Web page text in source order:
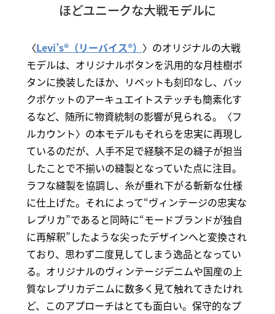
ほどユニークな大戦モデルに
〈Levi’s®（リーバイス®） 〉のオリジナルの大戦
モデルは、オリジナルボタンを汎用的な月桂樹ボ
タンに換装したほか、リベットも刻印なし、バッ
クポケットのアーキュエイトステッチも簡素化す
るなど、随所に物資統制の影響が見られる。〈フ
ルカウント〉の本モデルもそれらを忠実に再現し
ているのだが、人手不足で経験不足の縫子が担当
したことで不揃いの縫製となっていた点に注目。
ラフな縫製を協調し、糸が垂れ下がる斬新な仕様
に仕上げた。それによって“ヴィンテージの忠実な
レプリカ”であると同時に“モードブランドが独自
に再解釈”したような尖ったデザインへと変換され
ており、思わず二度見してしまう逸品となってい
る。オリジナルのヴィンテージデニムや国産の上
質なレプリカデニムに数多く見て触れてきたけれ
ど、このアプローチはとても面白い。保守的なプ